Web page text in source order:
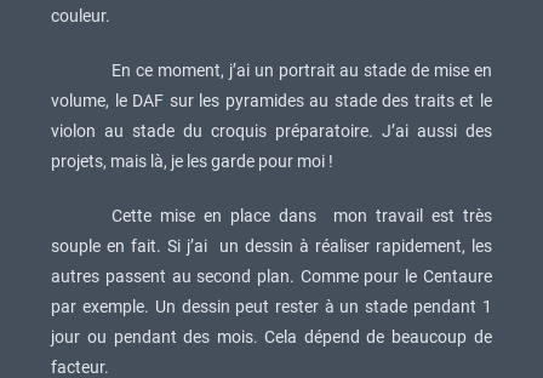
couleur.
En ce moment, j’ai un portrait au stade de mise en
volume, le DAF sur les pyramides au stade des traits et le
violon au stade du croquis préparatoire. J’ai aussi des
projets, mais là, je les garde pour moi !
Cette mise en place dans mon travail est très
souple en fait. Si j’ai un dessin à réaliser rapidement, les
autres passent au second plan. Comme pour le Centaure
par exemple. Un dessin peut rester à un stade pendant 1
jour ou pendant des mois. Cela dépend de beaucoup de
facteur.